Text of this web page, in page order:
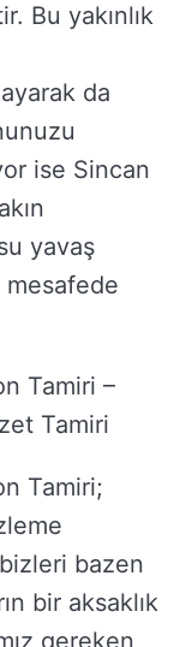
Bu yakınlık
da
ise Sincan
yavaş
mesafede
Tamiri –
Tamiri
Tamiri;
bazen
bir aksaklık
gereken